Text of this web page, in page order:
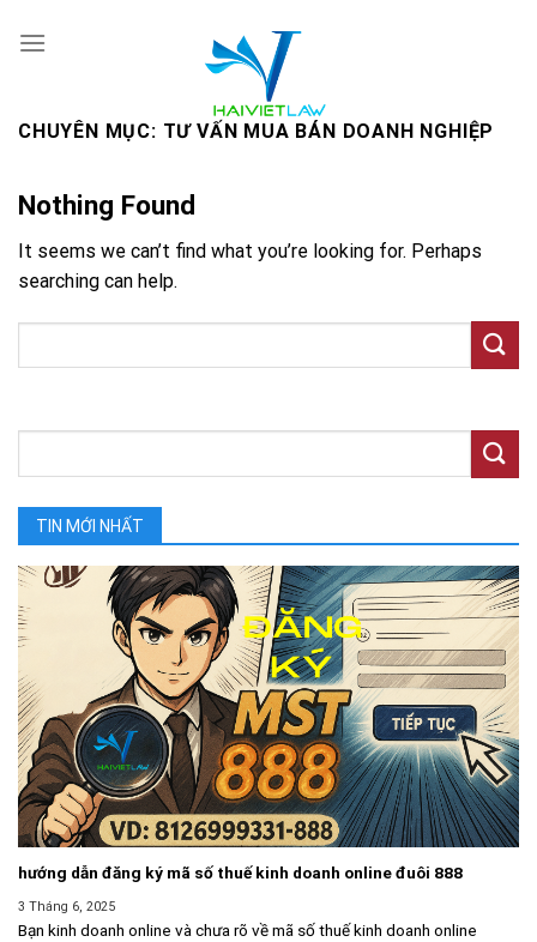
CHUYÊN MỤC: TƯ VẤN MUA BÁN DOANH NGHIỆP
Nothing Found
It seems we can’t find what you’re looking for. Perhaps
searching can help.
TIN MỚI NHẤT
hướng dẫn đăng ký mã số thuế kinh doanh online đuôi 888
3 Tháng 6, 2025
Bạn kinh doanh online và chưa rõ về mã số thuế kinh doanh online